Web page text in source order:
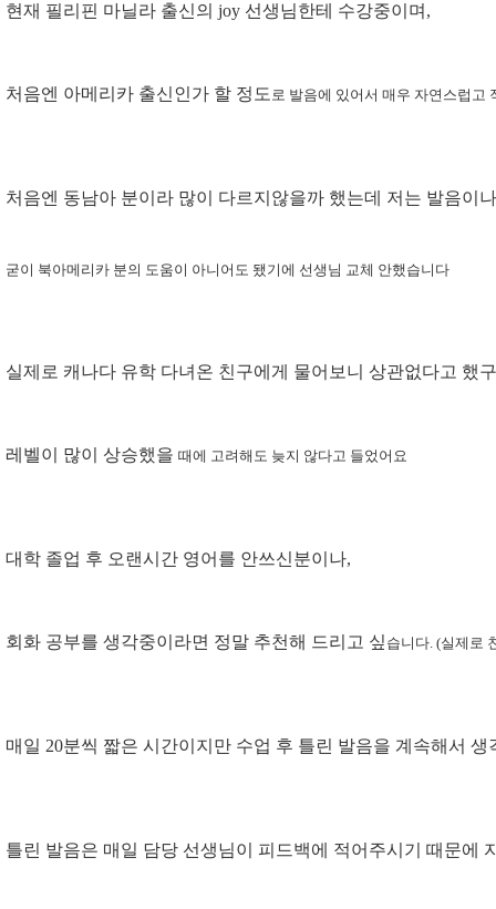
현재 필리핀 마닐라 출신의 joy 선생님한테 수강중이며,
처음엔 아메리카 출신인가 할 정도 로 발음에 있어서 매우 자연스럽고
처음엔 동남아 분이라 많이 다르지않을까 했는데 저는 발음이
굳이 북아메리카 분의 도움이 아니어도 됐기에 선생님 교체 안했습니다
실제로 캐나다 유학 다녀온 친구에게 물어보니 상관없다고 했
레벨이 많이 상승했을 때에 고려해도 늦지 않다고 들었어요
대학 졸업 후 오랜시간 영어를 안쓰신분이나,
회화 공부를 생각중이라면 정말 추천해 드리고 싶 습니다. (실제로
매일 20분씩 짧은 시간이지만 수업 후 틀린 발음을 계속해서
틀린 발음은 매일 담당 선생님이 피드백에 적어주시기 때문에